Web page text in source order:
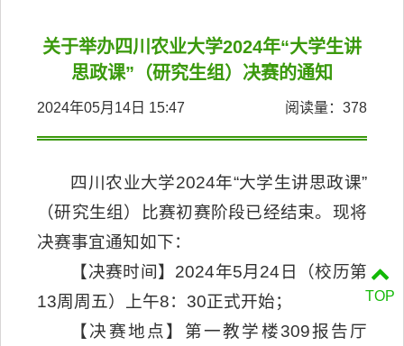
关于举办四川农业大学2024年“大学生讲
思政课”（研究生组）决赛的通知
2024年05月14日 15:47 阅读量： 378
四川农业大学2024年“大学生讲思政课”
（研究生组）比赛初赛阶段已经结束。现将
决赛事宜通知如下：
【决赛时间】2024年5月24日（校历第
13周周五）上午8：30正式开始；
【决赛地点】第一教学楼309报告厅
TOP